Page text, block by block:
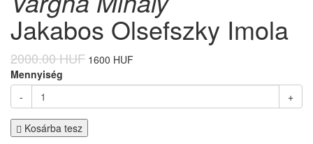
Jakabos Olsefszky Imola
2000.00 HUF 1600 HUF
Mennyiség
-
+
Kosárba tesz